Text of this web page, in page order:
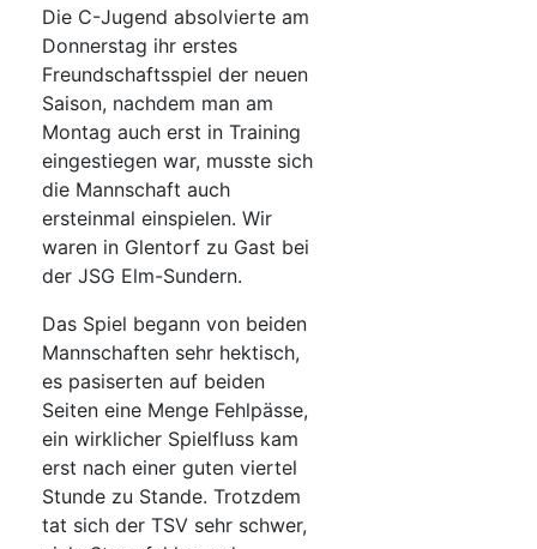
Die C-Jugend absolvierte am
Donnerstag ihr erstes
Freundschaftsspiel der neuen
Saison, nachdem man am
Montag auch erst in Training
eingestiegen war, musste sich
die Mannschaft auch
ersteinmal einspielen. Wir
waren in Glentorf zu Gast bei
der JSG Elm-Sundern.
Das Spiel begann von beiden
Mannschaften sehr hektisch,
es pasiserten auf beiden
Seiten eine Menge Fehlpässe,
ein wirklicher Spielfluss kam
erst nach einer guten viertel
Stunde zu Stande. Trotzdem
tat sich der TSV sehr schwer,